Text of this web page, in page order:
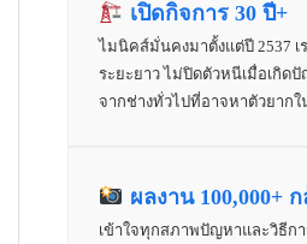
เปิดกิจการ 30 ปี+
ไมนิคส์มั่นคงมาตั้งแต่ปี 2537
ระยะยาว ไม่ปิดตัวหนีเมื่อเกิด
จากช่างทั่วไปที่อาจหาตัวยาก
ผลงาน 100,000+
เข้าใจทุกสภาพปัญหาและวิธีก